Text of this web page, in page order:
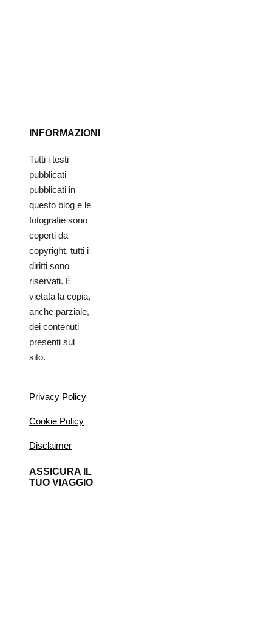
INFORMAZIONI
Tutti i testi
pubblicati
pubblicati in
questo blog e le
fotografie sono
coperti da
copyright, tutti i
diritti sono
riservati. È
vietata la copia,
anche parziale,
dei contenuti
presenti sul
sito.
– – – – –
Privacy Policy
Cookie Policy
Disclaimer
ASSICURA IL
TUO VIAGGIO